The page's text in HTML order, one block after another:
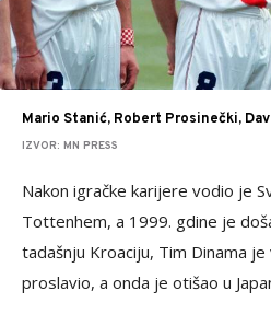
Mario Stanić, Robert Prosinečki,
IZVOR: MN PRESS
Nakon igračke karijere vodio je
Tottenhem, a 1999. gdine je
tadašnju Kroaciju, Tim Dinama
proslavio, a onda je otišao u